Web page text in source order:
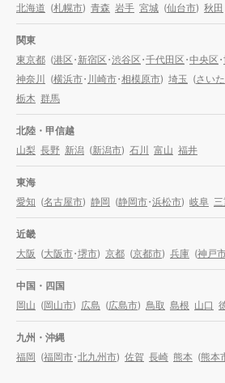
北海道 (札幌市) 青森 岩手 宮城 (仙台市) 秋田
関東
東京都 (港区・新宿区・渋谷区・千代田区・中央区・
神奈川 (横浜市・川崎市・相模原市) 埼玉 (さい
栃木 群馬
北陸・甲信越
山梨 長野 新潟 (新潟市) 石川 富山 福井
東海
愛知 (名古屋市) 静岡 (静岡市・浜松市) 岐阜
近畿
大阪 (大阪市・堺市) 京都 (京都市) 兵庫 (神戸
中国・四国
岡山 (岡山市) 広島 (広島市) 鳥取 島根 山口
九州・沖縄
福岡 (福岡市・北九州市) 佐賀 長崎 熊本 (熊本